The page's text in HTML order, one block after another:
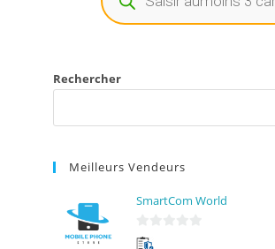
Rechercher
Meilleurs Vendeurs
SmartCom World
0